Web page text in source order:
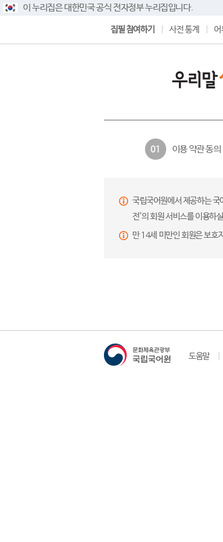
이 누리집은 대한민국 공식 전자정부 누리집입니다.
집필 참여하기 사전 통계 어
01 이용 약관 동의
국립국어원에서 제공하는 국
전’의 회원 서비스를 이용하
만 14세 미만인 회원은 보호
도움말